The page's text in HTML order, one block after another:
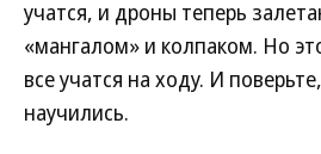
учатся, и дроны теперь
«мангалом» и колпаком. Но
все учатся на ходу. И
научились.